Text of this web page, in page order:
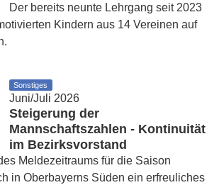
Der bereits neunte Lehrgang seit 2023
Kindern aus 14 Vereinen auf
Sonstiges
Juni/Juli 2026
Steigerung der
Mannschaftszahlen - Kontinuität
im Bezirksvorstand
Meldezeitraums für die Saison
in Oberbayerns Süden ein erfreuliches